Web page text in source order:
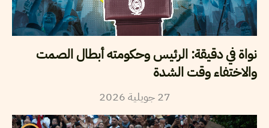
نواة في دقيقة: الرئيس وحكومته أبطال الصمت
والاختفاء وقت الشدة
27 جويلية2026